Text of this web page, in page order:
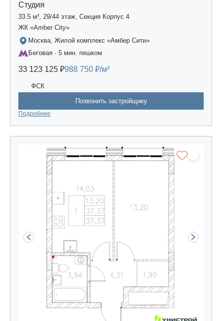
Студия
33.5 м², 29/44 этаж, Секция Корпус 4
ЖК «Amber Сity»
Москва, Жилой комплекс «Амбер Сити»
Беговая · 5 мин. пешком
33 123 125 ₽988 750 ₽/м²
ФСК
Позвонить застройщику
Подробнее